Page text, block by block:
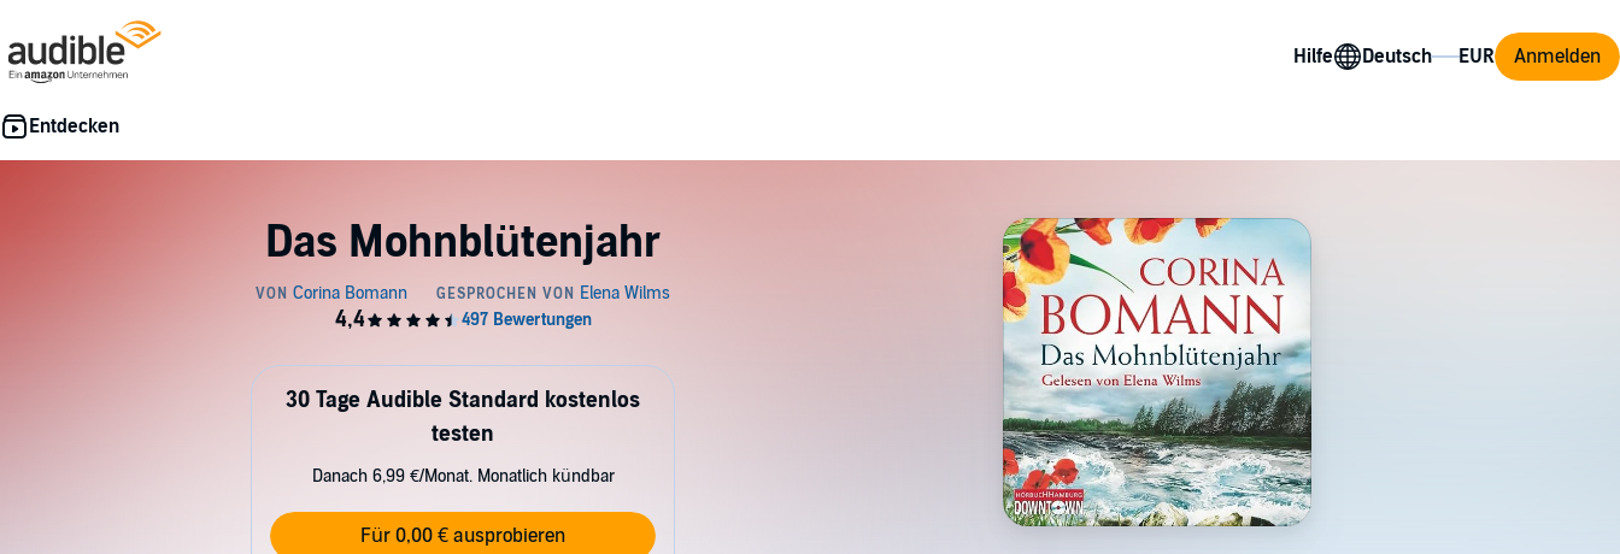
Hilfe Anmelden
Das Mohnblütenjahr
30 Tage Audible Standard kostenlos
testen
Danach 6,99 €/Monat. Monatlich kündbar
Für 0,00 € ausprobieren